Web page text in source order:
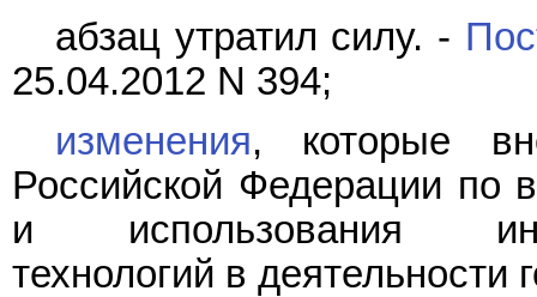
абзац утратил силу. -
25.04.2012 N 394;
изменения, которые
Российской Федерации по
и использования
технологий в деятельности